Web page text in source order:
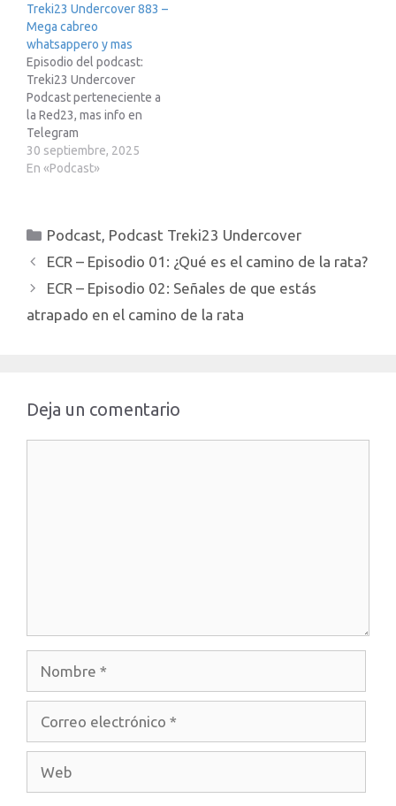
recomendación para que
pueda obtener 250€ de
descuento.
http://treki23.com/tesla
Enlace para apuntarte a
Mike”s Academy:
https://treki23.com/mikes
Enlace para episodio 3 en
Youtube de…
Treki23 Undercover 883 –
Mega cabreo
whatsappero y mas
Episodio del podcast:
Treki23 Undercover
Podcast perteneciente a
la Red23, mas info en
Telegram
https://t.me/red23esSi
estas pensando en
pueda obtener 250€ de
descuento.
http://treki23.com/teslaEn
lace para apuntarte a
Mike”s Academy:
https://treki23.com/mikes
30 septiembre, 2025
En «Podcast»
Categorías
Podcast Podcast Treki23 Undercover
ECR – Episodio 01: ¿Qué es el camino de la rata?
ECR – Episodio 02: Señales de que estás
atrapado en el camino de la rata
Deja un comentario
electrónico